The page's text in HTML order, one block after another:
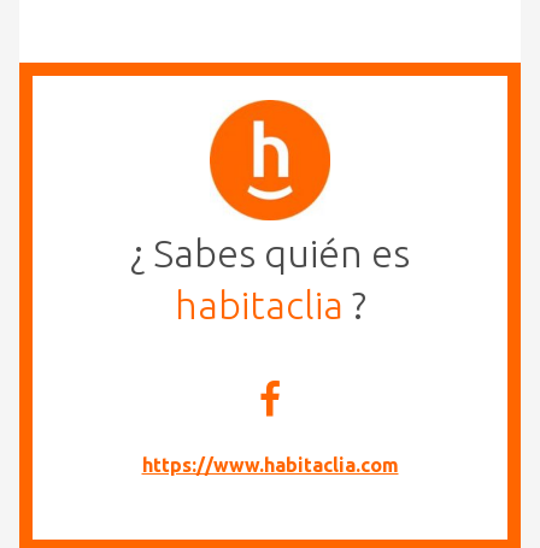
¿ Sabes quién es
habitaclia ?
https://www.habitaclia.com